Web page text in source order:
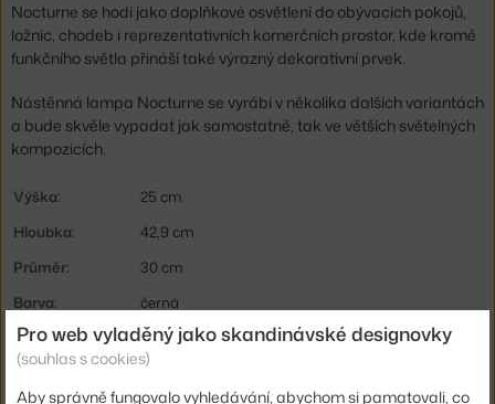
Nocturne se hodí jako doplňkové osvětlení do obývacích pokojů,
ložnic, chodeb i reprezentativních komerčních prostor, kde kromě
funkčního světla přináší také výrazný dekorativní prvek.
Nástěnná lampa Nocturne se vyrábí v několika dalších variantách
a bude skvěle vypadat jak samostatně, tak ve větších světelných
kompozicích.
Výška:
25 cm
Hloubka:
42,9 cm
Průměr:
30 cm
Barva:
černá
Materiál:
ručně foukané sklo, litý a extrudovaný hliník
Krytí:
IP20
Pro web vyladěný jako skandinávské designovky
(souhlas s cookies)
Aby správně fungovalo vyhledávání, abychom si pamatovali, co